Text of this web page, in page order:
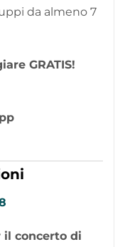
da almeno 7
GRATIS!
il concerto di